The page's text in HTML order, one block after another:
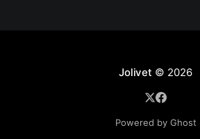
Jolivet © 2026
Powered by Ghost